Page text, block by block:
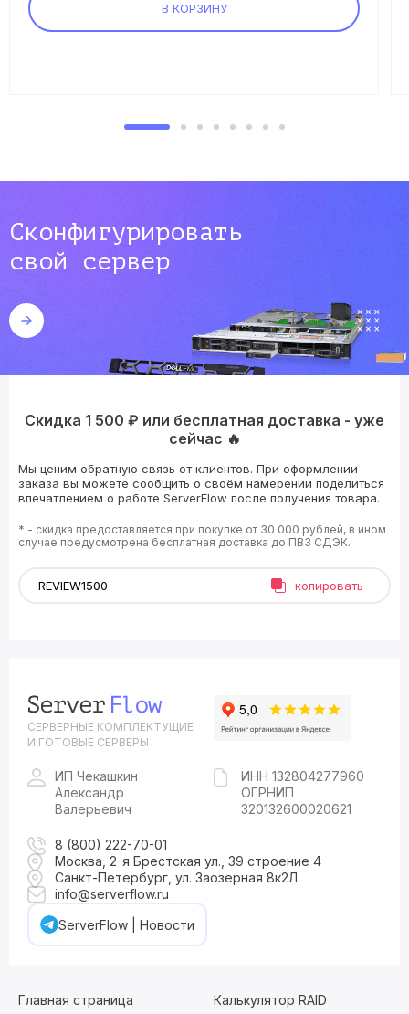
В КОРЗИНУ
Сконфигурировать
свой сервер
Скидка 1 500 ₽ или бесплатная доставка - уже
сейчас 🔥
Мы ценим обратную связь от клиентов. При оформлении
заказа вы можете сообщить о своём намерении поделиться
впечатлением о работе ServerFlow после получения товара.
* - скидка предоставляется при покупке от 30 000 рублей, в ином
случае предусмотрена бесплатная доставка до ПВЗ СДЭК.
копировать
СЕРВЕРНЫЕ КОМПЛЕКТУЩИЕ
И ГОТОВЫЕ СЕРВЕРЫ
ИП Чекашкин
Александр
Валерьевич
ИНН 132804277960
ОГРНИП
320132600020621
8 (800) 222-70-01
Москва, 2-я Брестская ул., 39 строение 4
Санкт-Петербург, ул. Заозерная 8к2Л
info@serverflow.ru
ServerFlow | Новости
Главная страница Калькулятор RAID